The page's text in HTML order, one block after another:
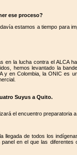
ese proceso?
estamos a tiempo para
en la lucha contra el ALCA
hemos levantado la
y en Colombia, la ONIC es
Suyus a Quito.
el encuentro preparatoria
llegada de todos los
en el que las